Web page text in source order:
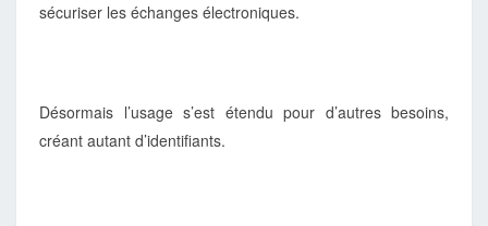
sécuriser les échanges électroniques.
Désormais l’usage s’est étendu pour d’autres besoins,
créant autant d’identifiants.